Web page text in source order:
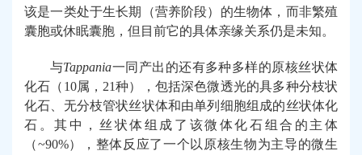
该是一类处于生长期（营养阶段） 的生物体 ，而非繁殖
囊胞或休眠囊胞 ， 但 目前它的具体亲缘关系仍是未知。
与Tappania一同产出的还有多种多样的原核丝状体
化石 （ 10属 ， 21种），包括深色微透光的具多种分枝状
化石 、无分枝管状丝状体和由单列细胞组成的丝状体化
石 。其中， 丝状体组成了 该微体化石组合 的主体
（~90%）， 整体反应了一个以原核生物为主导的微生